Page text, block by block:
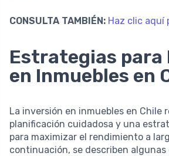
CONSULTA TAMBIÉN: Haz clic aquí
Estrategias
en Inmuebles en
La inversión en inmuebles en Chile
planificación cuidadosa y una
para maximizar el rendimiento a
continuación, se describen